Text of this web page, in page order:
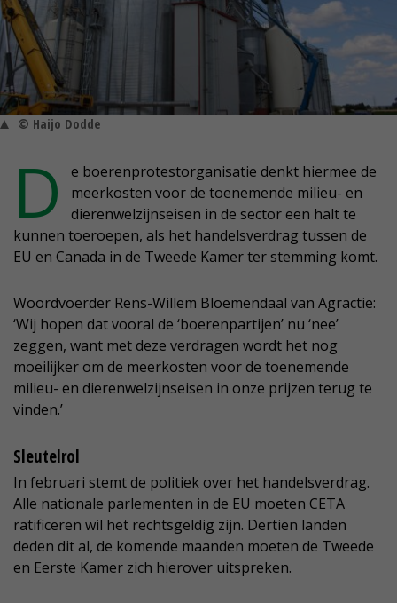
© Haijo Dodde
D
e boerenprotestorganisatie denkt hiermee de
meerkosten voor de toenemende milieu- en
dierenwelzijnseisen in de sector een halt te
kunnen toeroepen, als het handelsverdrag tussen de
EU en Canada in de Tweede Kamer ter stemming komt.
Woordvoerder Rens-Willem Bloemendaal van Agractie:
‘Wij hopen dat vooral de ‘boerenpartijen’ nu ‘nee’
zeggen, want met deze verdragen wordt het nog
moeilijker om de meerkosten voor de toenemende
milieu- en dierenwelzijnseisen in onze prijzen terug te
vinden.’
Sleutelrol
In februari stemt de politiek over het handelsverdrag.
Alle nationale parlementen in de EU moeten CETA
ratificeren wil het rechtsgeldig zijn. Dertien landen
deden dit al, de komende maanden moeten de Tweede
en Eerste Kamer zich hierover uitspreken.